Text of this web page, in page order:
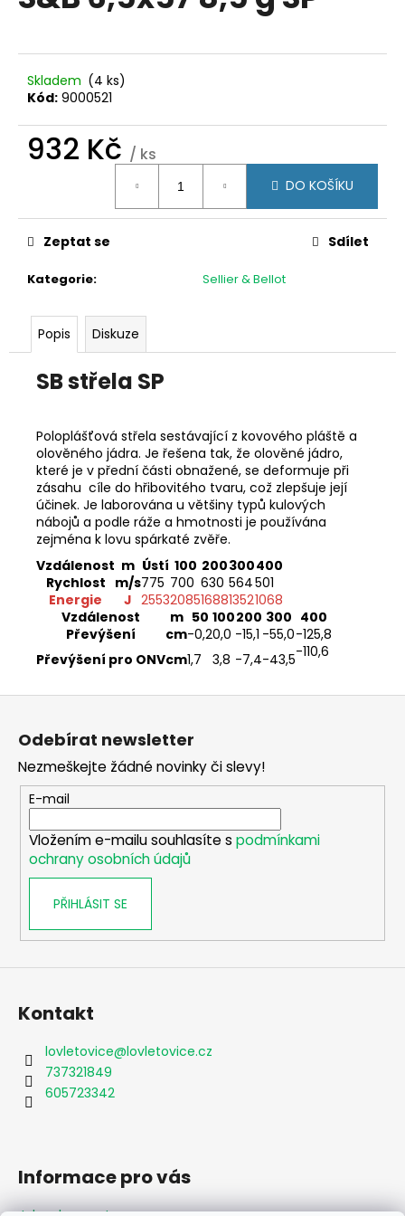
5
hvězdiček.
Skladem (4 ks)
Kód: 9000521
932 Kč / ks
DO KOŠÍKU
Kategorie: Sellier & Bellot
Zeptat se Sdílet
Popis Diskuze
SB střela SP
Poloplášťová střela sestávající z kovového pláště a
olověného jádra. Je řešena tak, že olověné jádro,
které je v přední části obnažené, se deformuje při
zásahu cíle do hřibovitého tvaru, což zlepšuje její
účinek. Je laborována u většiny typů kulových
nábojů a podle ráže a hmotnosti je používána
zejména k lovu spárkaté zvěře.
Vzdálenost m Ústí 100 200300400
Rychlost m/s775 700 630 564501
Energie
J 25532085168813521068
Vzdálenost
m 50 100200 300 400
Převýšení
cm-0,20,0 -15,1 -55,0-125,8
Převýšení pro ONVcm1,7 3,8 -7,4-43,5-110,6
j
?
HLEDAT
D
o
MEINDL
ISLAND
ACTIVE
Kč
Odebírat newsletter
Nezmeškejte žádné novinky či slevy!
E-mail
Vložením e-mailu souhlasíte s podmínkami
ochrany osobních údajů
PŘIHLÁSIT SE
Kontakt
lovletovice@lovletovice.cz
737321849
605723342
Informace pro vás